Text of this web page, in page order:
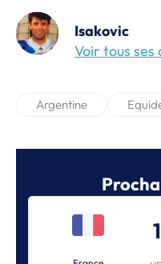
Isakovic
Voir tous ses
Argentine